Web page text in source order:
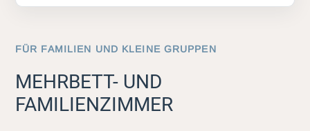
FÜR FAMILIEN UND KLEINE GRUPPEN
MEHRBETT- UND
FAMILIENZIMMER